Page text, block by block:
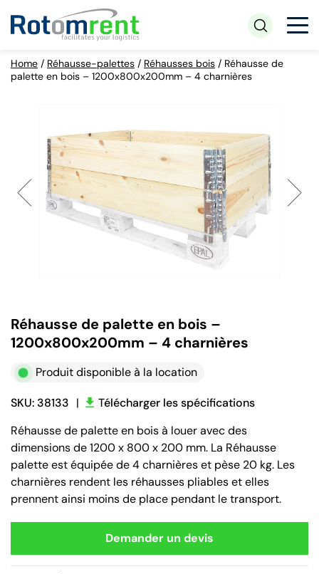
Home / Réhausse-palettes / Réhausses bois / Réhausse de
palette en bois – 1200x800x200mm – 4 charnières
Réhausse de palette en bois –
1200x800x200mm – 4 charnières
Produit disponible à la location
SKU: 38133 |
Télécharger les spécifications
Réhausse de palette en bois à louer avec des
dimensions de 1200 x 800 x 200 mm. La Réhausse
palette est équipée de 4 charnières et pèse 20 kg. Les
charnières rendent les réhausses pliables et elles
prennent ainsi moins de place pendant le transport.
Demander un devis